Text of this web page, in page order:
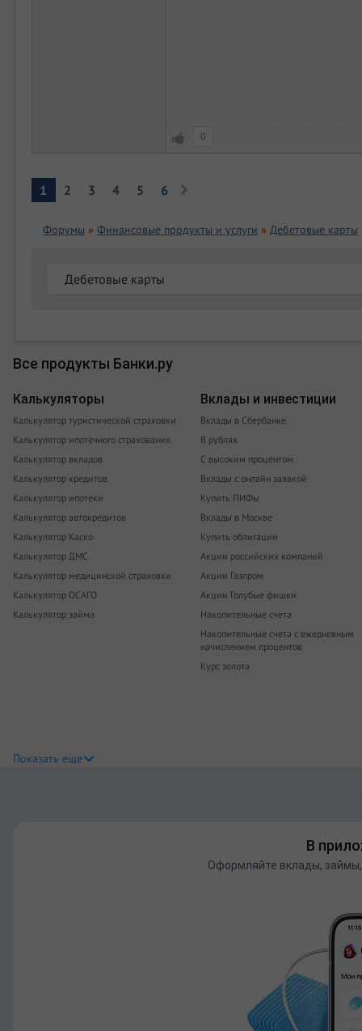
0
1 2 3 4 5 6
Форумы » Финансовые продукты и услуги » Дебетовые карты
Все продукты Банки.ру
Калькуляторы
Калькулятор туристической страховки
Калькулятор ипотечного страхования
Калькулятор вкладов
Калькулятор кредитов
Калькулятор ипотеки
Калькулятор автокредитов
Калькулятор Каско
Калькулятор ДМС
Калькулятор медицинской страховки
Калькулятор ОСАГО
Калькулятор займа
Вклады и инвестиции
Вклады в Сбербанке
В рублях
С высоким процентом
Вклады с онлайн заявкой
Купить ПИФы
Вклады в Москве
Купить облигации
Акции российских компаний
Акции Газпром
Акции Голубые фишки
Накопительные счета
Накопительные счета с ежедневным
начислением процентов
Курс золота
Показать еще
В
Оформляйте вклады,